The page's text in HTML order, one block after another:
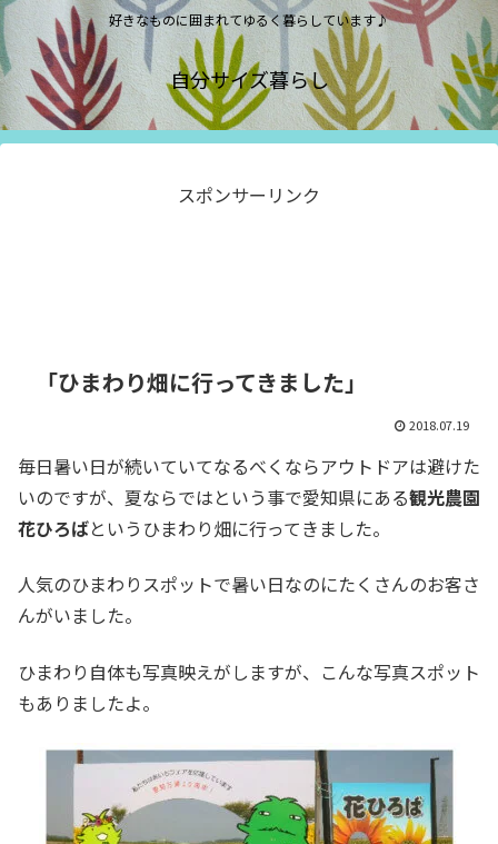
好きなものに囲まれてゆるく暮らしています♪
自分サイズ暮らし
スポンサーリンク
「ひまわり畑に行ってきました」
2018.07.19
毎日暑い日が続いていてなるべくならアウトドアは避けた
いのですが、夏ならではという事で愛知県にある観光農園
花ひろばというひまわり畑に行ってきました。
人気のひまわりスポットで暑い日なのにたくさんのお客さ
んがいました。
ひまわり自体も写真映えがしますが、こんな写真スポット
もありましたよ。